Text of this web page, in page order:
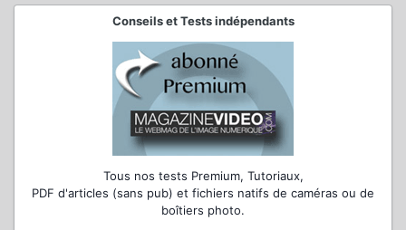
Conseils et Tests indépendants
Tous nos tests Premium, Tutoriaux,
PDF d'articles (sans pub) et fichiers natifs de caméras ou de
boîtiers photo.